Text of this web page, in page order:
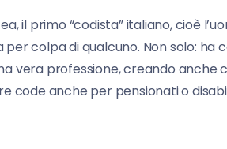
il primo “codista” italiano, cioè
colpa di qualcuno. Non solo:
vera professione, creando anche
code anche per pensionati o